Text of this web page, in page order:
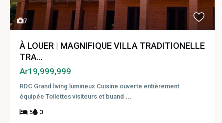
7
À LOUER | MAGNIFIQUE VILLA TRADITIONELLE
TRA...
Ar19,999,999
RDC Grand living lumineux Cuisine ouverte entièrement
équipée Toilettes visiteurs et buand ...
5 3